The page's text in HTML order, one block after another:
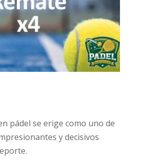
pádel se erige como uno de
y decisivos